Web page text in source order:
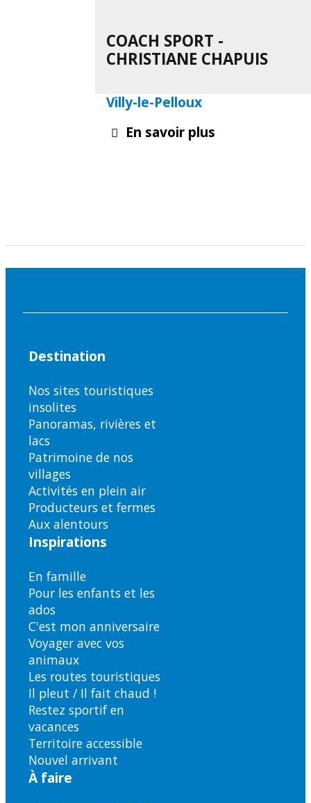
COACH SPORT -
CHRISTIANE CHAPUIS
Villy-le-Pelloux
En savoir plus
Destination
Nos sites touristiques
insolites
Panoramas, rivières et
lacs
Patrimoine de nos
villages
Activités en plein air
Producteurs et fermes
Aux alentours
Inspirations
En famille
Pour les enfants et les
ados
C'est mon anniversaire
Voyager avec vos
animaux
Les routes touristiques
Il pleut / Il fait chaud !
Restez sportif en
vacances
Territoire accessible
Nouvel arrivant
À faire